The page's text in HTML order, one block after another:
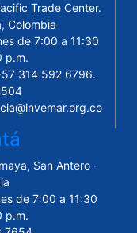
Trade Center.
Colombia
de 7:00 a 11:30
p.m.
314 592 6796.
San Antero -
de 7:00 a 11:30
p.m.